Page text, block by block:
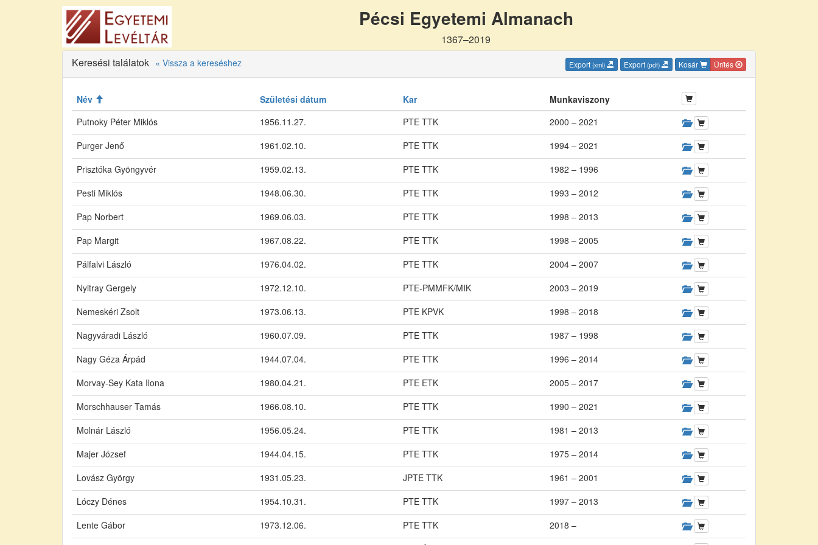
Pécsi Egyetemi Almanach
1367–2019
Keresési találatok « Vissza a kereséshez Export (xml) Export (pdf) Kosár Ürítés
Név Születési dátum Kar
Munkaviszony
Putnoky Péter Miklós
1956.11.27. PTE TTK
2000 – 2021
Purger Jenő
1961.02.10. PTE TTK
1994 – 2021
Prisztóka Gyöngyvér
1959.02.13. PTE TTK
1982 – 1996
Pesti Miklós
1948.06.30. PTE TTK
1993 – 2012
Pap Norbert
1969.06.03. PTE TTK
1998 – 2013
Pap Margit
1967.08.22. PTE TTK
1998 – 2005
Pálfalvi László
1976.04.02. PTE TTK
2004 – 2007
Nyitray Gergely
1972.12.10. PTE-PMMFK/MIK
2003 – 2019
Nemeskéri Zsolt
1973.06.13. PTE KPVK
1998 – 2018
Nagyváradi László
1960.07.09. PTE TTK
1987 – 1998
Nagy Géza Árpád
1944.07.04. PTE TTK
1996 – 2014
Morvay-Sey Kata Ilona
1980.04.21. PTE ETK
2005 – 2017
Morschhauser Tamás
1966.08.10. PTE TTK
1990 – 2021
Molnár László
1956.05.24. PTE TTK
1981 – 2013
Majer József
1944.04.15. PTE TTK
1975 – 2014
Lovász György
1931.05.23. JPTE TTK
1961 – 2001
Lóczy Dénes
1954.10.31. PTE TTK
1997 – 2013
Lente Gábor
1973.12.06. PTE TTK
2018 –